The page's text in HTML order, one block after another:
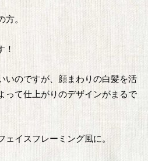
。
！
いのですが、顔まわりの白髪を活
って仕上がりのデザインがまるで
イスフレーミング風に。